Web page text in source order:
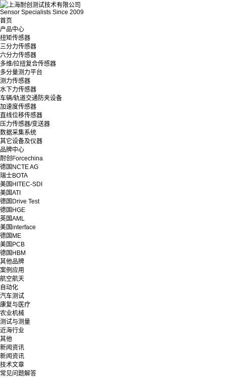
Sensor Specialists Since 2009
首页
产品中心
扭矩传感器
三分力传感器
六分力传感器
多维/拉扭复合传感器
多分量测力平台
测力传感器
水下力传感器
车辆/轨道交通防夹设备
加速度传感器
直线位移传感器
压力传感器/变送器
数据采集系统
其它设备及仪器
品牌中心
耐创Forcechina
德国NCTE AG
瑞士BOTA
美国HITEC-SDI
美国ATI
德国Drive Test
德国HGE
英国AML
美国interface
德国ME
美国PCB
德国HBM
其他品牌
案例应用
航空航天
自动化
汽车测试
康复与医疗
农业机械
测试与测量
近海行业
其他
新闻资讯
新闻资讯
技术文章
常见问题解答